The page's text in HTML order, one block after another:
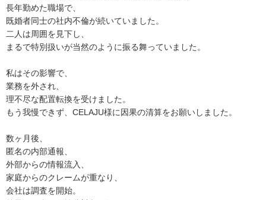
長年勤めた職場で、
既婚者同士の社内不倫が続いていました。
二人は周囲を見下し、
まるで特別扱いが当然のように振る舞っていました。
私はその影響で、
業務を外され、
理不尽な配置転換を受けました。
もう我慢できず、CELAJU様に因果の清算をお願いしました。
数ヶ月後、
匿名の内部通報、
外部からの情報流入、
家庭からのクレームが重なり、
会社は調査を開始。